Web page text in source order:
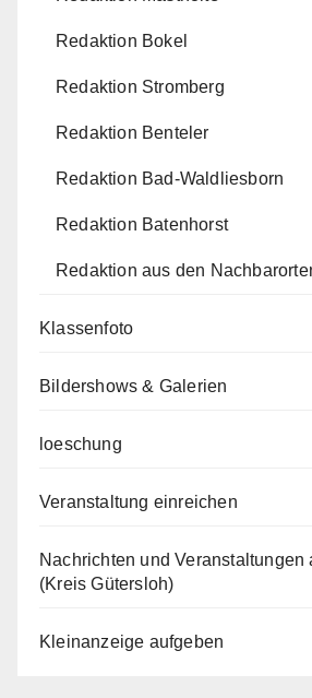
Redaktion Bokel
Redaktion Stromberg
Redaktion Benteler
Redaktion Bad-Waldliesborn
Redaktion Batenhorst
Redaktion aus den
Klassenfoto
Bildershows & Galerien
loeschung
Veranstaltung einreichen
Nachrichten und Veranstaltungen
(Kreis Gütersloh)
Kleinanzeige aufgeben